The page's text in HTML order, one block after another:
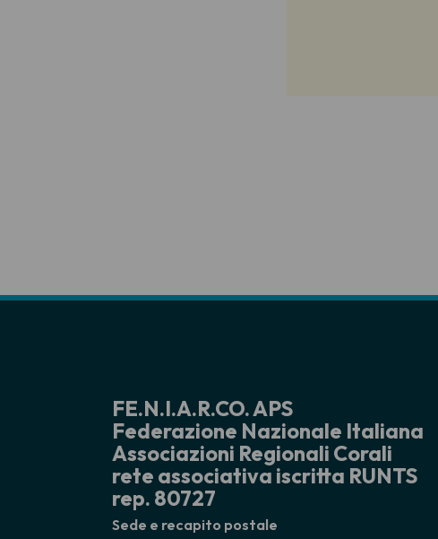
FE.N.I.A.R.CO. APS
Federazione Nazionale Italiana
Associazioni Regionali Corali
rete associativa iscritta RUNTS
rep. 80727
Sede e recapito postale